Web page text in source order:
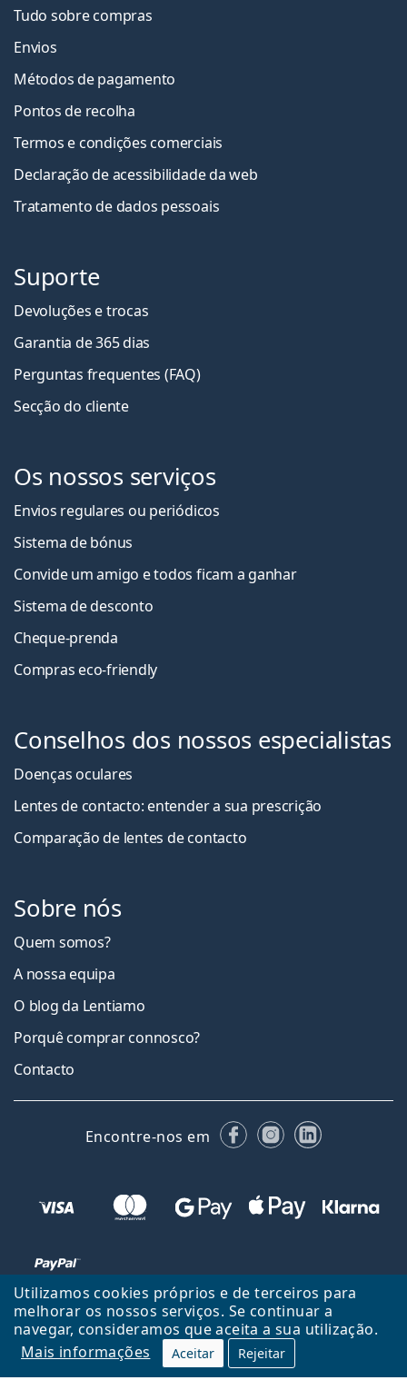
Utilizamos cookies próprios e de terceiros para
melhorar os nossos serviços. Se continuar a
navegar, consideramos que aceita a sua utilização.
Mais informações
Aceitar Rejeitar
Tudo sobre compras
Envios
Métodos de pagamento
Pontos de recolha
Termos e condições comerciais
Declaração de acessibilidade da web
Tratamento de dados pessoais
Suporte
Devoluções e trocas
Garantia de 365 dias
Perguntas frequentes (FAQ)
Secção do cliente
Os nossos serviços
Envios regulares ou periódicos
Sistema de bónus
Convide um amigo e todos ficam a ganhar
Sistema de desconto
Cheque-prenda
Compras eco-friendly
Conselhos dos nossos especialistas
Doenças oculares
Lentes de contacto: entender a sua prescrição
Comparação de lentes de contacto
Sobre nós
Quem somos?
A nossa equipa
O blog da Lentiamo
Porquê comprar connosco?
Contacto
Encontre-nos em FacebookInstagram
LinkedIn
Voltar ao início
Cima
Lentiamo.pt é propriedade e operado por Lentiamo s.r.o., República
Checa
Consigo durante 18 anos.